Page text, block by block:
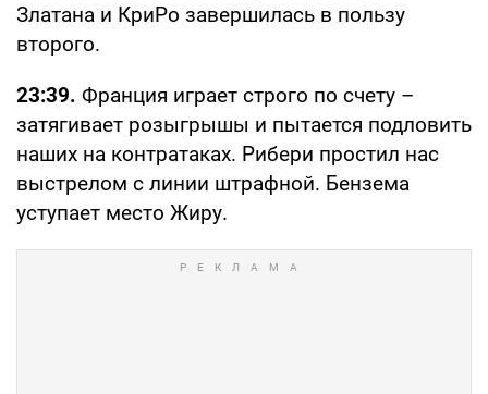
Златана и КриРо завершилась в пользу
второго.
23:39. Франция играет строго по счету –
затягивает розыгрышы и пытается подловить
наших на контратаках. Рибери простил нас
выстрелом с линии штрафной. Бензема
уступает место Жиру.